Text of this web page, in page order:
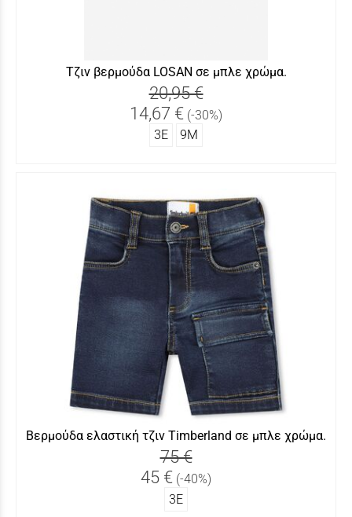
Τζιν βερμούδα LOSAN σε μπλε χρώμα.
20,95 €
14,67 € (-30%)
3Ε
9Μ
Βερμούδα ελαστική τζιν Timberland σε μπλε χρώμα.
75 €
45 € (-40%)
3Ε